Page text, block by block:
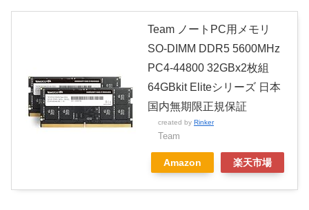
Team ノートPC用メモリ
SO-DIMM DDR5 5600MHz
PC4-44800 32GBx2枚組
64GBkit Eliteシリーズ 日本
国内無期限正規保証
created by Rinker
Team
Amazon 楽天市場